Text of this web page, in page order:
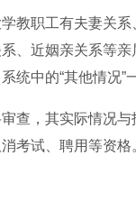
教职工有夫妻关系
、近姻亲关系等
统中的“其他情况”
查，其实际情况
考试、聘用等资格